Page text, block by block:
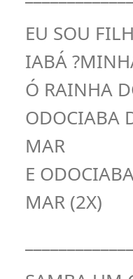
EU SOU
IABÁ
Ó RAINHA
ODOCIABA
MAR
E
MAR (2X)